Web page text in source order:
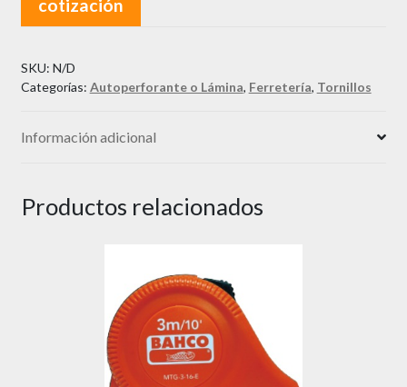
cotización
SKU: N/D
Categorías: Autoperforante o Lámina, Ferretería, Tornillos
Información adicional
Productos relacionados